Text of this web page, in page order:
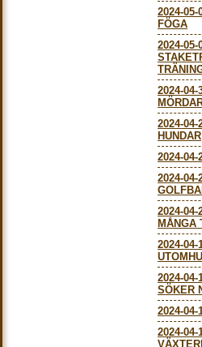
2024-05-
FÖGA
2024-05-
2024-04-
2024-04-
HUNDAR
2024-04-
2024-04-
2024-04-
MÅNGA
2024-04-
2024-04-
SÖKER
2024-04-
2024-04-